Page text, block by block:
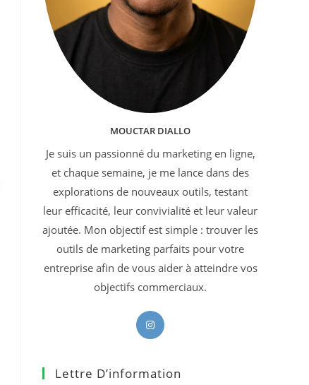
MOUCTAR DIALLO
Je suis un passionné du marketing en ligne,
et chaque semaine, je me lance dans des
explorations de nouveaux outils, testant
leur efficacité, leur convivialité et leur valeur
ajoutée. Mon objectif est simple : trouver les
outils de marketing parfaits pour votre
entreprise afin de vous aider à atteindre vos
objectifs commerciaux.
S’ouvre
nouvel
Lettre D’information